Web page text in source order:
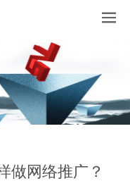
做网络推广？